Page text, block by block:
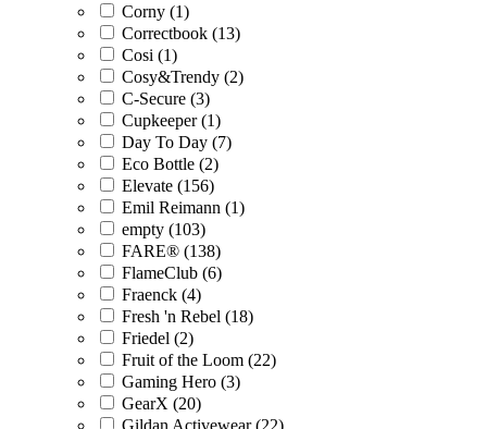
Corny (1)
Correctbook (13)
Cosi (1)
Cosy&Trendy (2)
C-Secure (3)
Cupkeeper (1)
Day To Day (7)
Eco Bottle (2)
Elevate (156)
Emil Reimann (1)
empty (103)
FARE® (138)
FlameClub (6)
Fraenck (4)
Fresh 'n Rebel (18)
Friedel (2)
Fruit of the Loom (22)
Gaming Hero (3)
GearX (20)
Gildan Activewear (22)